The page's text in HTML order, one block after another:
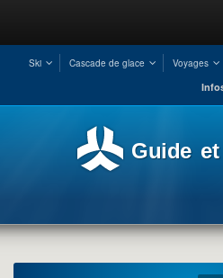
Ski Cascade de glace Voyages
Guide